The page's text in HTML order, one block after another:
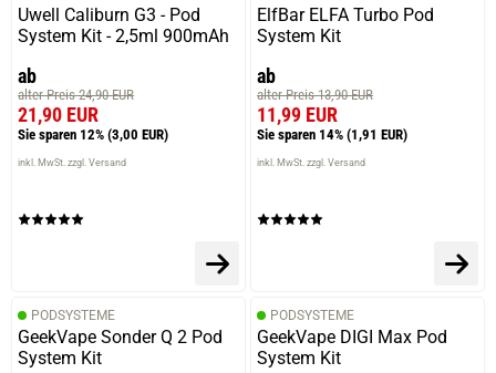
Uwell Caliburn G3 - Pod
System Kit - 2,5ml 900mAh
ab
alter Preis 24,90 EUR
21,90 EUR
Sie sparen 12% (3,00 EUR)
inkl. MwSt. zzgl. Versand
ElfBar ELFA Turbo Pod
System Kit
ab
alter Preis 13,90 EUR
11,99 EUR
Sie sparen 14% (1,91 EUR)
inkl. MwSt. zzgl. Versand
PODSYSTEME
GeekVape Sonder Q 2 Pod
System Kit
PODSYSTEME
GeekVape DIGI Max Pod
System Kit